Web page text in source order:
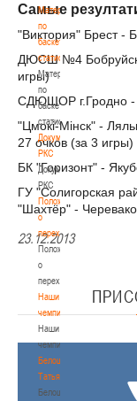
Материалы
по
баскетбольной
статистике
Материалы
по
баскетбольной
статистике
Документы
РКС
Документы
РКС
Положение
о
переходах
Положение
о
переходах
Наши
чемпионы
Наши
чемпионы
Белошапко
Татьяна
Белошапко
Самые
"Виктория" Брест -
ДЮСШ №4 Бобруйск
игры)
СДЮШОР г.Гродно -
"Цмокi-Мiнск" -
27 очков (за 3 игры)
БК "Горизонт" -
ГУ "Солигорская
"Шахтёр" -
23.12.2013